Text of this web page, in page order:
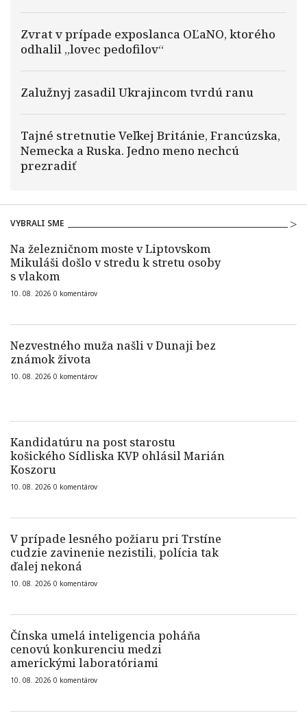
Zvrat v prípade exposlanca OĽaNO, ktorého
odhalil „lovec pedofilov“
Zalužnyj zasadil Ukrajincom tvrdú ranu
Tajné stretnutie Veľkej Británie, Francúzska,
Nemecka a Ruska. Jedno meno nechcú
prezradiť
VYBRALI SME
Na železničnom moste v Liptovskom
Mikuláši došlo v stredu k stretu osoby
s vlakom
10. 08. 2026 0 komentárov
Nezvestného muža našli v Dunaji bez
známok života
10. 08. 2026 0 komentárov
Kandidatúru na post starostu
košického Sídliska KVP ohlásil Marián
Koszoru
10. 08. 2026 0 komentárov
V prípade lesného požiaru pri Trstíne
cudzie zavinenie nezistili, polícia tak
ďalej nekoná
10. 08. 2026 0 komentárov
Čínska umelá inteligencia poháňa
cenovú konkurenciu medzi
americkými laboratóriami
10. 08. 2026 0 komentárov